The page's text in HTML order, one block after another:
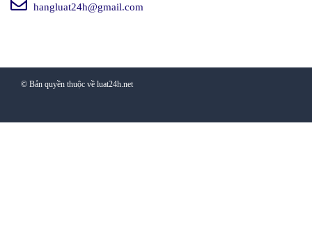
hangluat24h@gmail.com
© Bản quyền thuộc về luat24h.net